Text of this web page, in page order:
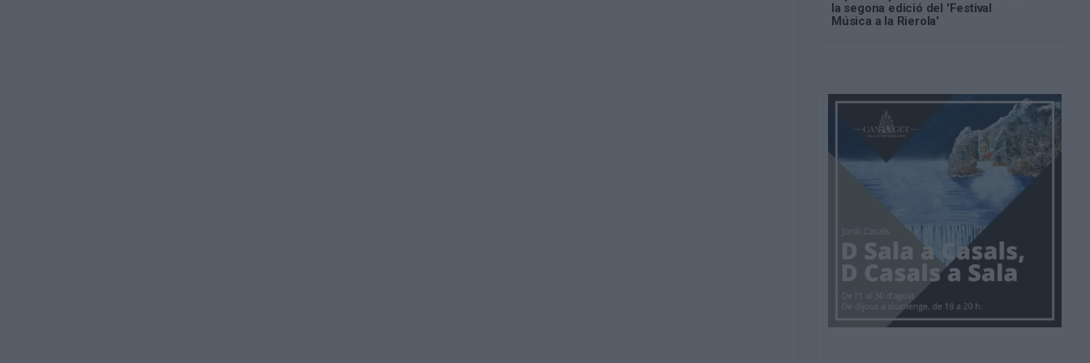
la segona edició del 'Festival
Música a la Rierola'